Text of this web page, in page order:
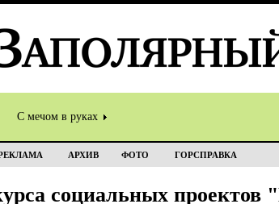
С мечом в руках
АРХИВ ФОТО ГОРСПРАВКА
социальных проектов